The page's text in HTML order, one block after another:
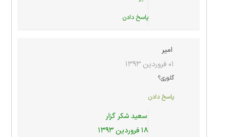
پاسخ دادن
امیر
۰۱ فروردین ۱۳۹۳
گلوری؟
پاسخ دادن
سعید شکر گزار
۱۸ فروردین ۱۳۹۳